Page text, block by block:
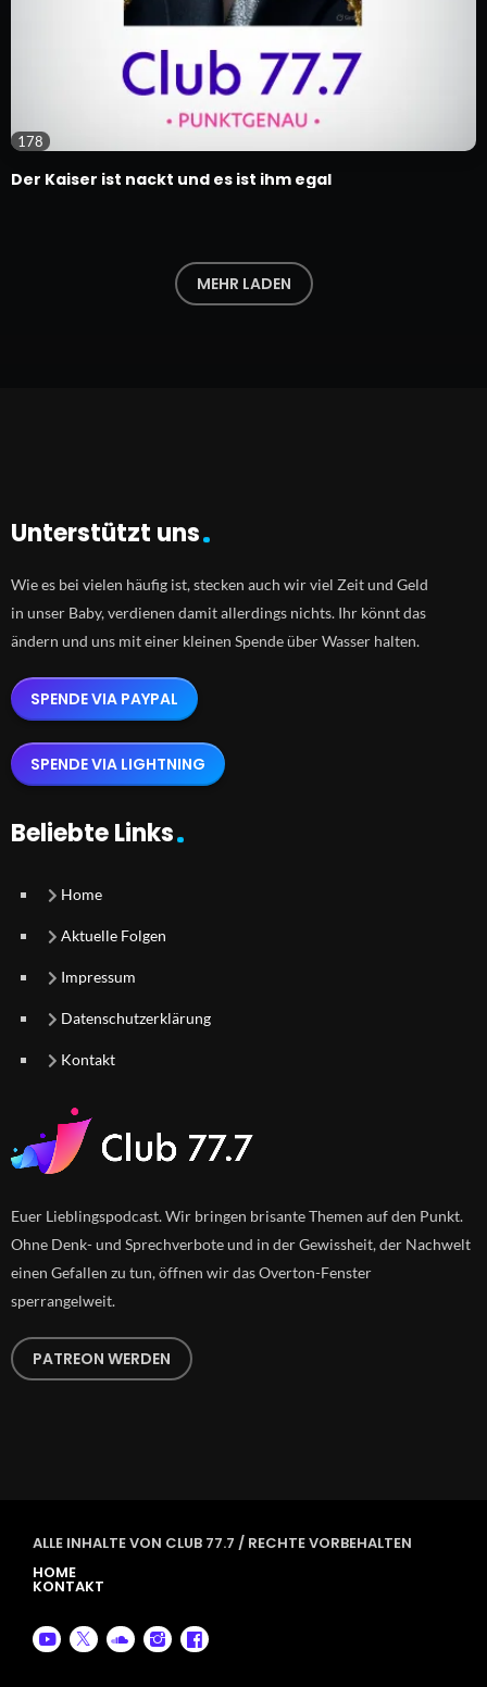
178
Der Kaiser ist nackt und es ist ihm egal
MEHR LADEN
Unterstützt uns
Wie es bei vielen häufig ist, stecken auch wir viel Zeit und Geld
in unser Baby, verdienen damit allerdings nichts. Ihr könnt das
ändern und uns mit einer kleinen Spende über Wasser halten.
SPENDE VIA PAYPAL
SPENDE VIA LIGHTNING
Beliebte Links
Home
Aktuelle Folgen
Impressum
Datenschutzerklärung
Kontakt
Euer Lieblingspodcast. Wir bringen brisante Themen auf den Punkt.
Ohne Denk- und Sprechverbote und in der Gewissheit, der Nachwelt
einen Gefallen zu tun, öffnen wir das Overton-Fenster
sperrangelweit.
PATREON WERDEN
ALLE INHALTE VON CLUB 77.7 / RECHTE VORBEHALTEN
HOME
KONTAKT